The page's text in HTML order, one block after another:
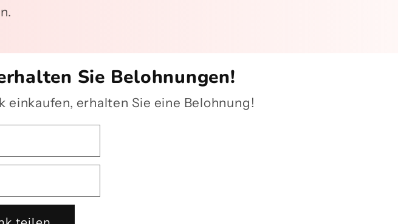
Sie Belohnungen!
erhalten Sie eine Belohnung!